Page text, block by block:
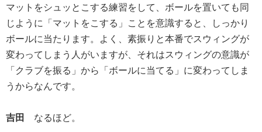
マットをシュッとこする練習をして、ボールを置いても同
じように「マットをこする」ことを意識すると、しっかり
ボールに当たります。よく、素振りと本番でスウィングが
変わってしまう人がいますが、それはスウィングの意識が
「クラブを振る」から「ボールに当てる」に変わってしま
うからなんです。
吉田 なるほど。